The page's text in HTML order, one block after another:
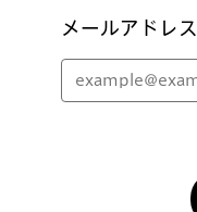
メールアドレス